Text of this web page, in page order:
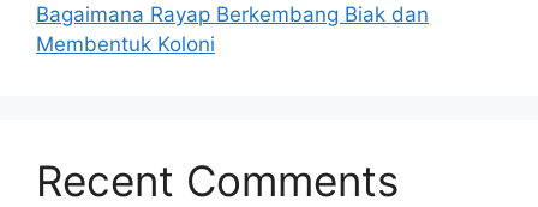
Bagaimana Rayap Berkembang Biak dan
Membentuk Koloni
Recent Comments